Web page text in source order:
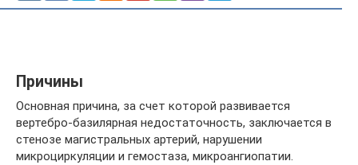
Причины
Основная причина, за счет которой развивается
вертебро-базилярная недостаточность, заключается в
стенозе магистральных артерий, нарушении
микроциркуляции и гемостаза, микроангиопатии.